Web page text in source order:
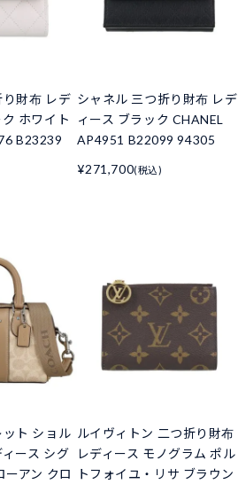
財布 レデ
ホワイト
B23239
シャネル 三つ折り財布 レデ
ィース ブラック CHANEL
AP4951 B22099 94305
¥271,700(税込)
ト ショル
ース シグ
ーアン クロ
ルイヴィトン 二つ折り財布
レディース モノグラム ポル
トフォイユ・リサ ブラウン